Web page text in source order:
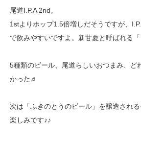
尾道I.P.A 2nd。
1stよりホップ1.5倍増しだそうですが、
で飲みやすいですよ。新甘夏と呼ばれる「
5種類のビール、尾道らしいおつまみ、ど
かった♬
次は「ふきのとうのビール」を醸造され
楽しみです♪♪